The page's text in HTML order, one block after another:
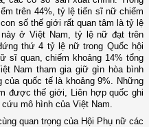
trên 44%, tỷ lệ tiến sĩ nữ chiếm
số thế giới rất quan tâm là tỷ lệ
ở Việt Nam, tỷ lệ nữ đạt trên
thứ 4 tỷ lệ nữ trong Quốc hội
sĩ quan, chiếm khoảng 14% tổng
Nam tham gia giữ gìn hòa bình
quốc tế là khoảng 9%. Những
được thế giới, Liên hợp quốc ghi
mô hình của Việt Nam.
quan trọng của Hội Phụ nữ các